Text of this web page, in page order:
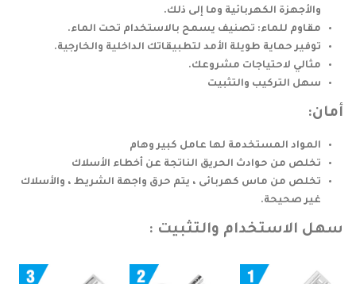
والأجهزة الكهربائية وما إلى ذلك.
مقاوم للماء: تصنيف يسمح بالاستخدام تحت الماء.
توفير حماية طويلة الأمد لتطبيقاتك الداخلية والخارجية.
مثالي لاحتياجات مشروعك.
سهل التركيب والتثبيت
أمان:
المواد المستخدمة لها عامل كبير وهام
تخلص من حوادث الحريق الناتجة عن أخطاء الأسلاك
تخلص من ماس كهربائى ، يتم حرق واجهة الشريط ، والأسلاك
غير صحيحة.
سهل الاستخدام والتثبيت :